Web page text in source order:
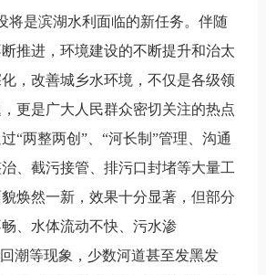
将是滨湖水利面临的新任务。伴随
推进，环境建设的不断提升和治太
，改善城乡水环境，不仅是各级领
更是广大人民群众密切关注的热点
“两整两创”、“河长制”管理、沟通
、截污接管、排污口封堵等大量工
焕然一新，效果十分显著，但部分
、水体流动不快、污水渗
潮等现象，少数河道甚至发黑发